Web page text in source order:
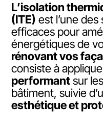
L’isolation
(ITE) est l’une
efficaces pour
énergétiques de
rénovant vos
consiste à
performantsur
bâtiment, suivie
esthétique et